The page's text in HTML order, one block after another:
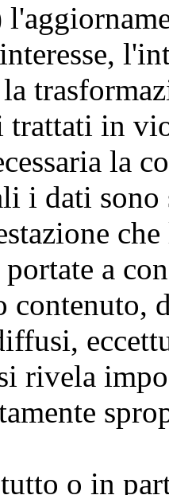
trattati in
la
i dati sono
a
contenuto,
rivela
o in